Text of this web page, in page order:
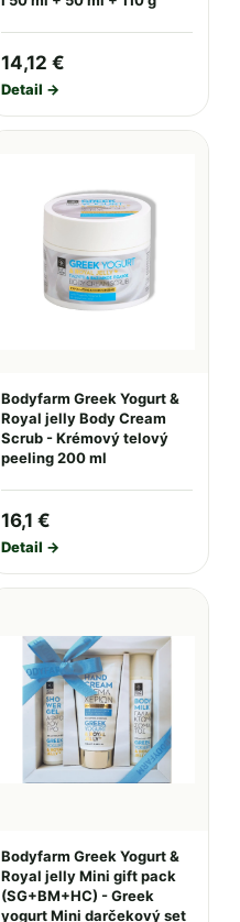
14,12 €
Detail →
Bodyfarm Greek Yogurt &
Royal jelly Body Cream
Scrub - Krémový telový
peeling 200 ml
16,1 €
Detail →
Bodyfarm Greek Yogurt &
Royal jelly Mini gift pack
(SG+BM+HC) - Greek
yogurt Mini darčekový set